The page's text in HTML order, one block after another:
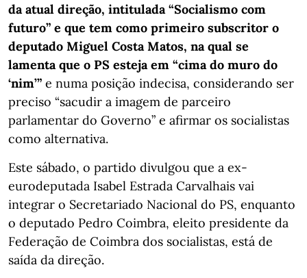
da atual direção, intitulada “Socialismo com
futuro” e que tem como primeiro subscritor o
deputado Miguel Costa Matos, na qual se
lamenta que o PS esteja em “cima do muro do
‘nim’” e numa posição indecisa, considerando ser
preciso “sacudir a imagem de parceiro
parlamentar do Governo” e afirmar os socialistas
como alternativa.
Este sábado, o partido divulgou que a ex-
eurodeputada Isabel Estrada Carvalhais vai
integrar o Secretariado Nacional do PS, enquanto
o deputado Pedro Coimbra, eleito presidente da
Federação de Coimbra dos socialistas, está de
saída da direção.